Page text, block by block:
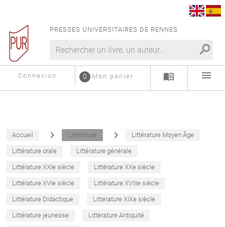
PRESSES UNIVERSITAIRES DE RENNES
search
Connexion Mon panier
0 menu_book menu
Accueil navigate_next Littérature navigate_next Littérature Moyen Âge
Littérature orale Littérature générale
Littérature XXIe siècle Littérature XXe siècle
Littérature XVIe siècle Littérature XVIIIe siècle
Littérature Didactique Littérature XIXe siècle
Littérature jeunesse Littérature Antiquité